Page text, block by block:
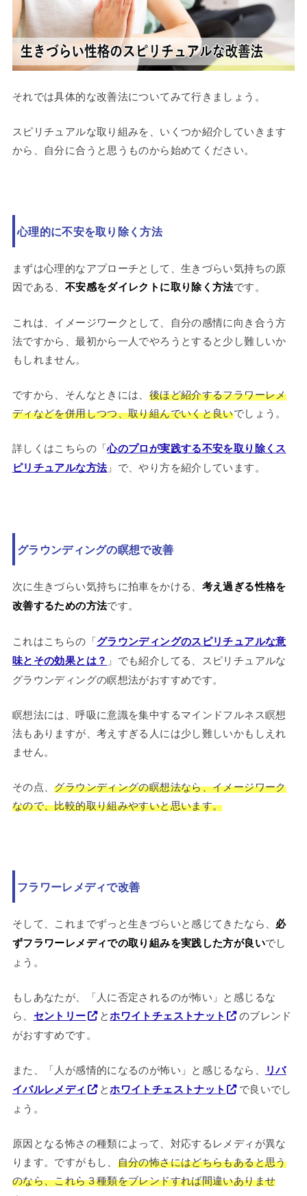
それでは具体的な改善法についてみて行きましょう。
スピリチュアルな取り組みを、いくつか紹介していきます
から、自分に合うと思うものから始めてください。
心理的に不安を取り除く方法
まずは心理的なアプローチとして、生きづらい気持ちの原
因である、 不安感をダイレクトに取り除く方法です。
これは、イメージワークとして、自分の感情に向き合う方
法ですから、最初から一人でやろうとすると少し難しいか
もしれません。
ですから、そんなときには、 後ほど紹介するフラワーレメ
ディなどを併用しつつ、取り組んでいくと良いでしょう。
詳しくはこちらの「心のプロが実践する不安を取り除くス
ピリチュアルな方法」で、やり方を紹介しています。
グラウンディングの瞑想で改善
次に生きづらい気持ちに拍車をかける、 考え過ぎる性格を
改善するための方法です。
これはこちらの「グラウンディングのスピリチュアルな意
味とその効果とは？ 」でも紹介してる、スピリチュアルな
グラウンディングの瞑想法がおすすめです。
瞑想法には、呼吸に意識を集中するマインドフルネス瞑想
法もありますが、考えすぎる人には少し難しいかもしえれ
ません。
その点、グラウンディングの瞑想法なら、イメージワーク
なので、比較的取り組みやすいと思います。
フラワーレメディで改善
そして、これまでずっと生きづらいと感じてきたなら、 必
ずフラワーレメディでの取り組みを実践した方が良いでし
ょう。
もしあなたが、「人に否定されるのが怖い」と感じるな
ら、 セントリー とホワイトチェストナット
のブレンド
がおすすめです。
また、「人が感情的になるのが怖い」と感じるなら、
リバ
イバルレメディ
とホワイトチェストナット
で良いでし
ょう。
原因となる怖さの種類によって、対応するレメディが異な
ります。ですがもし、 自分の怖さにはどちらもあると思う
のなら、これら３種類をブレンドすれば間違いありませ